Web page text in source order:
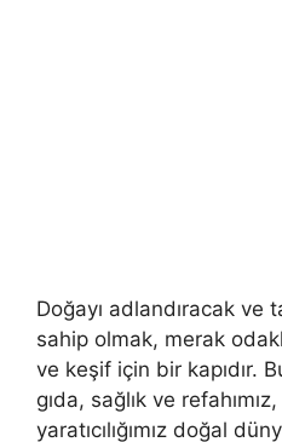
Doğayı adlandıracak ve
sahip olmak, merak
ve keşif için bir kapıdır.
gıda, sağlık ve
yaratıcılığımız doğal